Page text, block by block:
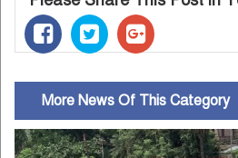
More News Of This Category